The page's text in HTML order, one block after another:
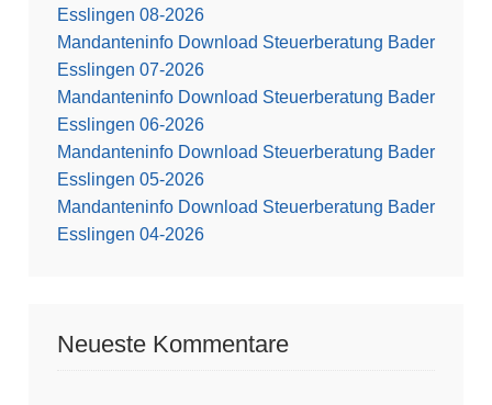
Esslingen 08-2026
Mandanteninfo Download Steuerberatung Bader
Esslingen 07-2026
Mandanteninfo Download Steuerberatung Bader
Esslingen 06-2026
Mandanteninfo Download Steuerberatung Bader
Esslingen 05-2026
Mandanteninfo Download Steuerberatung Bader
Esslingen 04-2026
Neueste Kommentare